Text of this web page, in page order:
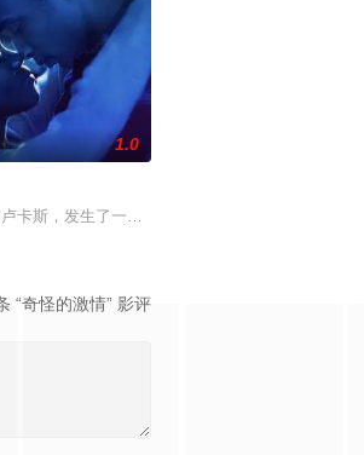
现良好，因吴
方法，而一步步踏入在追求理想的理性与疯狂
学生苏瑶与同学进山科考，却因遭遇飓风来袭而
1.0
卡斯，发生了一场荒唐意外的一夜情。突如其来
“奇怪的激情” 影评